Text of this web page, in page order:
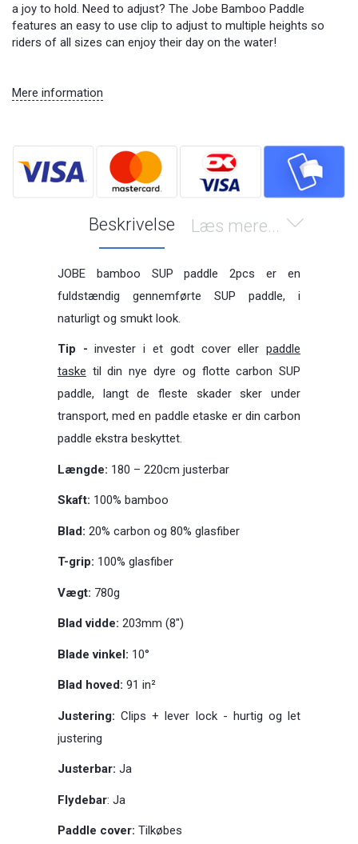
a joy to hold. Need to adjust? The Jobe Bamboo Paddle
features an easy to use clip to adjust to multiple heights so
riders of all sizes can enjoy their day on the water!
Mere information
Læs mere...
Beskrivelse
JOBE bamboo SUP paddle 2pcs er en
fuldstændig gennemførte SUP paddle, i
naturligt og smukt look.
Tip - invester i et godt cover ellerpaddle
taske til din nye dyre og flotte carbon SUP
paddle, langt de fleste skader sker under
transport, med en paddle etaske er din carbon
paddle ekstra beskyttet.
Længde: 180 – 220cm justerbar
Skaft: 100% bamboo
Blad: 20% carbon og 80% glasfiber
T-grip: 100% glasfiber
Vægt: 780g
Blad vidde: 203mm (8")
Blade vinkel: 10°
Blad hoved: 91 in²
Justering: Clips + lever lock - hurtig og let
justering
Justerbar: Ja
Flydebar: Ja
Paddle cover: Tilkøbes